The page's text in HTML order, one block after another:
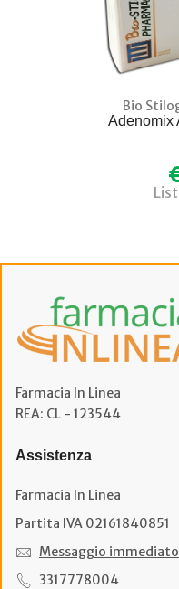
Bio
Adenomix
Farmacia In Linea
REA: CL - 123544
Assistenza
Farmacia In Linea
Partita IVA 02161840851
Messaggio immediato
3317778004